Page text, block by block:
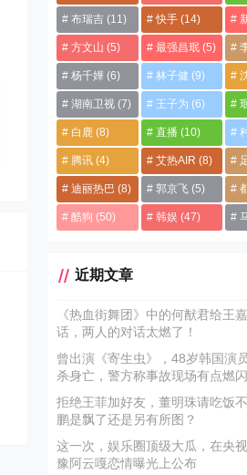
布瑞吉 (11) 快手(14)
方文山 (5) 最强昌珉(5)
杨千嬅 (6) 林子健 (9)
湖南卫视 (7) 王子为 (6)
白鹿 (8) 直播(10)
腾讯 (4) 艾热AIR (8)
迪丽热巴 (8) 郭京飞(5)
酷狗 (50) 韩娱 (47)
近期文章
《热血街舞团》中的何猷君给王
话，两人的对话太燃了！
曾出演《寄生虫》，48岁韩国演
杀身亡，警方称事故现场有点燃
拒绝王菲加好友，董明珠请吃饭
鹏是飘了还是另有所图？
这一次，娱乐圈顶级大瓜，在央
豫阿云嘎恋情曝光上公布